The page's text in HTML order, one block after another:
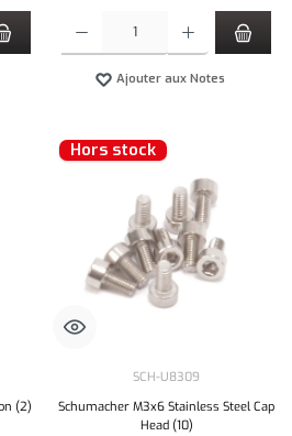
Ajouter aux Notes
(2)
Hors stock
SCH-U8309
Schumacher M3x6 Stainless Steel Cap
Head (10)